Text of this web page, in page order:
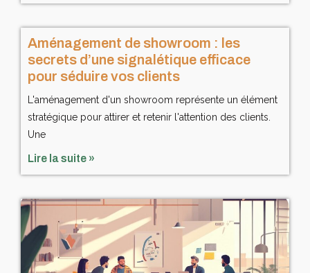
Aménagement de showroom : les
secrets d’une signalétique efficace
pour séduire vos clients
L'aménagement d'un showroom représente un élément
stratégique pour attirer et retenir l'attention des clients.
Une
Lire la suite »